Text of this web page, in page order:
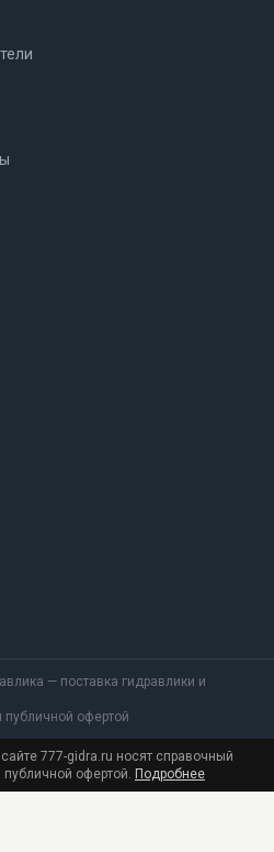
— поставка гидравлики и
офертой
777-gidra.ru носят справочный
публичной офертой. Подробнее